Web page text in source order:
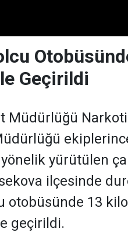
Geçirildi
Müdürlüğü
yürütülen
ilçesinde
otobüsünde 13
geçirildi.